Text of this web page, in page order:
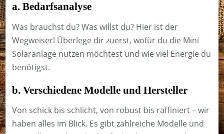
a. Bedarfsanalyse
Was brauchst du? Was willst du? Hier ist der
Wegweiser! Überlege dir zuerst, wofür du die Mini
Solaranlage nutzen möchtest und wie viel Energie du
benötigst.
b. Verschiedene Modelle und Hersteller
Von schick bis schlicht, von robust bis raffiniert – wir
haben alles im Blick. Es gibt zahlreiche Modelle und